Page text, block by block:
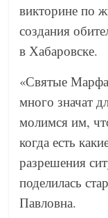
викторине по
создания
в Хабаровске.
«Святые
много значат
молимся им,
когда есть
разрешения
поделилась
Павловна.